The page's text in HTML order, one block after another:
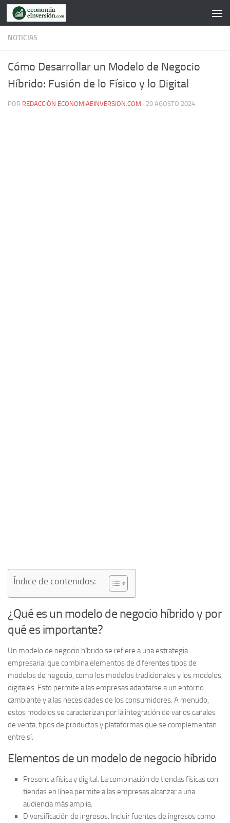
Saltar al contenido
NOTICIAS
Cómo Desarrollar un Modelo de Negocio
Híbrido: Fusión de lo Físico y lo Digital
POR REDACCIÓN ECONOMIAEINVERSION.COM · 29 AGOSTO 2024
Índice de contenidos:
¿Qué es un modelo de negocio híbrido y por
qué es importante?
Un modelo de negocio híbrido se refiere a una estrategia
empresarial que combina elementos de diferentes tipos de
modelos de negocio, como los modelos tradicionalesy los modelos
digitales. Esto permite a las empresas adaptarse a un entorno
cambiante y a las necesidades de los consumidores. A menudo,
estos modelos se caracterizan por la integración de varios canales
de venta, tipos de productos y plataformas que se complementan
entre sí.
Elementos de un modelo de negocio híbrido
Presencia física y digital: La combinación de tiendas físicas con
tiendas en línea permite a las empresas alcanzar a una
audiencia más amplia.
Diversificación de ingresos: Incluir fuentes de ingresos como